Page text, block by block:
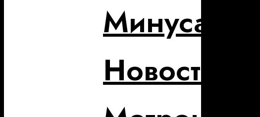
Минуса
Новости